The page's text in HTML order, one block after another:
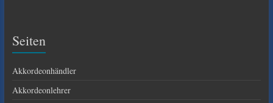
Seiten
Akkordeonhändler
Akkordeonlehrer